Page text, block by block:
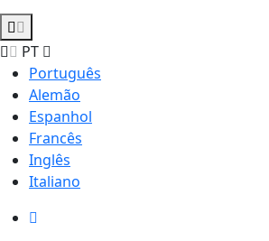
PT
Português
Alemão
Espanhol
Francês
Inglês
Italiano